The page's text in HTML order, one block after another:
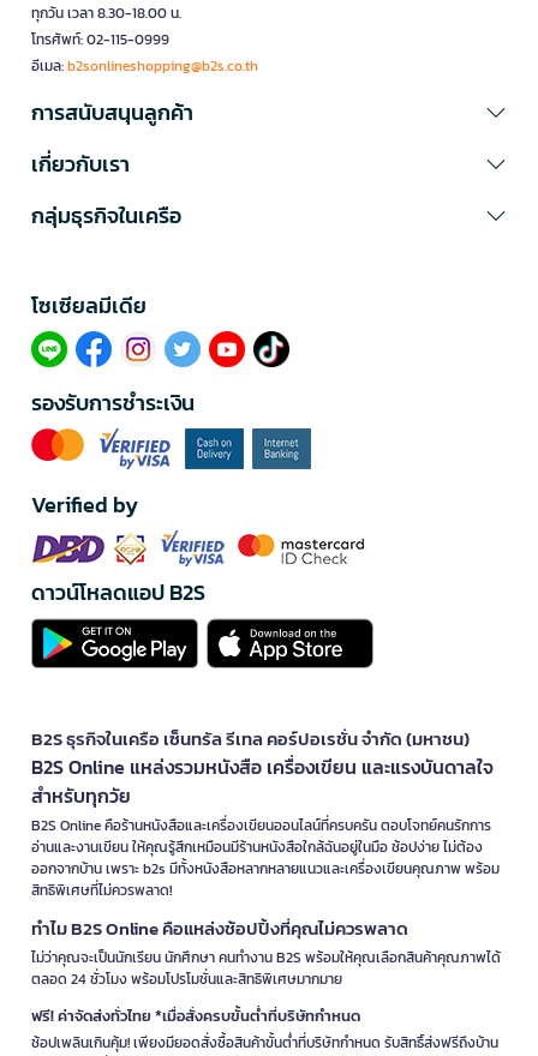
ทุกวัน เวลา 8.30-18.00 น.
โทรศัพท์: 02-115-0999
อีเมล:b2sonlineshopping@b2s.co.th
การสนับสนุนลูกค้า
เกี่ยวกับเรา
กลุ่มธุรกิจในเครือ
โซเซียลมีเดีย​
รองรับการชำระเงิน
Verified by
ดาวน์โหลดแอป B2S
B2S ธุรกิจในเครือ เซ็นทรัล รีเทล คอร์ปอเรชั่น จำกัด (มหาชน)
B2S Online แหล่งรวมหนังสือ เครื่องเขียน และแรงบันดาลใจ
สำหรับทุกวัย
B2S Online คือร้านหนังสือและเครื่องเขียนออนไลน์ที่ครบครัน ตอบโจทย์คนรักการ
อ่านและงานเขียน ให้คุณรู้สึกเหมือนมีร้านหนังสือใกล้ฉันอยู่ในมือ ช้อปง่าย ไม่ต้อง
ออกจากบ้าน เพราะ b2s มีทั้งหนังสือหลากหลายแนวและเครื่องเขียนคุณภาพ พร้อม
สิทธิพิเศษที่ไม่ควรพลาด!
ทำไม B2S Online คือแหล่งช้อปปิ้งที่คุณไม่ควรพลาด
ไม่ว่าคุณจะเป็นนักเรียน นักศึกษา คนทำงาน B2S พร้อมให้คุณเลือกสินค้าคุณภาพได้
ตลอด 24 ชั่วโมง พร้อมโปรโมชั่นและสิทธิพิเศษมากมาย
ฟรี! ค่าจัดส่งทั่วไทย *เมื่อสั่งครบขั้นต่ำที่บริษัทกำหนด
ช้อปเพลินเกินคุ้ม! เพียงมียอดสั่งซื้อสินค้าขั้นต่ำที่บริษัทกำหนด รับสิทธิ์ส่งฟรีถึงบ้าน